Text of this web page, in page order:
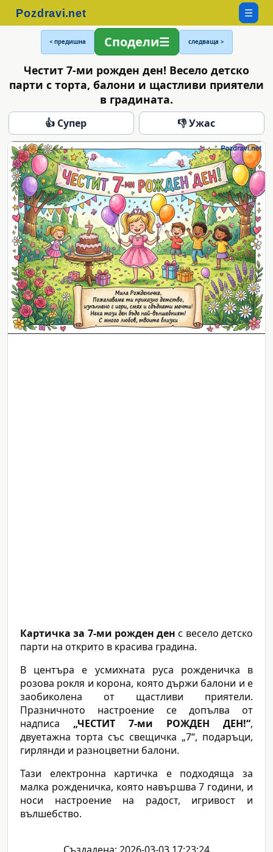
☰
< предишна Сподели следваща >
Честит 7-ми рожден ден! Весело детско
парти с торта, балони и щастливи приятели
в градината.
👍 Супер 👎 Ужас
Картичка за 7-ми рожден ден с весело детско
парти на открито в красива градина.
В центъра е усмихната руса рожденичка в
розова рокля и корона, която държи балони и е
заобиколена от щастливи приятели.
Празничното настроение се допълва от
надписа „ЧЕСТИТ 7-ми РОЖДЕН ДЕН!“,
двуетажна торта със свещичка „7“, подаръци,
гирлянди и разноцветни балони.
Тази електронна картичка е подходяща за
малка рожденичка, която навършва 7 години, и
носи настроение на радост, игривост и
вълшебство.